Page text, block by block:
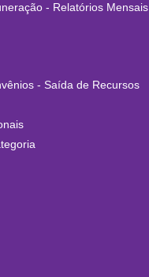
- Relatórios Mensais
- Saída de Recursos